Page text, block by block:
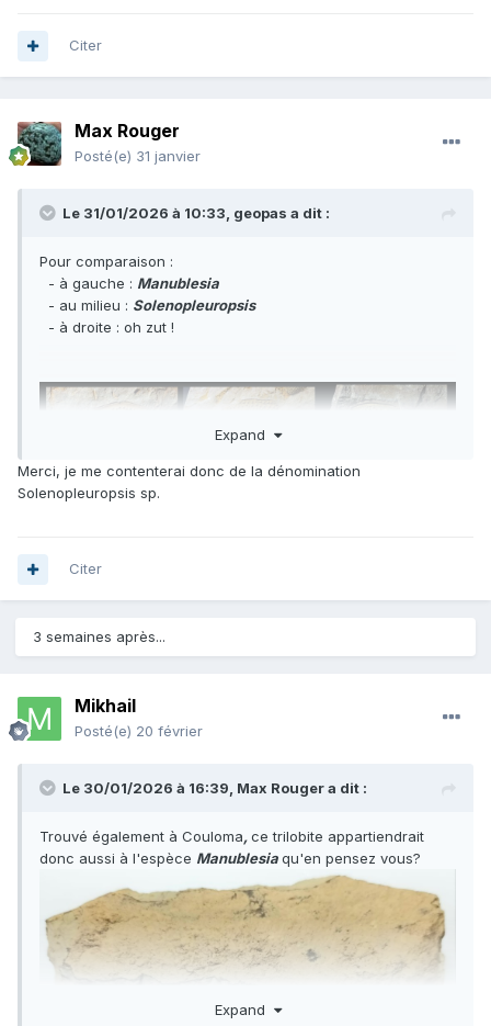
Citer
Max Rouger
Posté(e) 31 janvier
Le 31/01/2026 à 10:33, geopas a dit :
Pour comparaison :
- à gauche : Manublesia
- au milieu : Solenopleuropsis
- à droite : oh zut !
Franchement, je ne sais pas.
Expand
Merci, je me contenterai donc de la dénomination
Solenopleuropsis sp.
Citer
3 semaines après...
Mikhail
Posté(e) 20 février
Le 30/01/2026 à 16:39, Max Rougera dit :
Trouvé également à Couloma,ce trilobite appartiendrait
donc aussi à l'espèce Manublesiaqu'en pensez vous?
Expand